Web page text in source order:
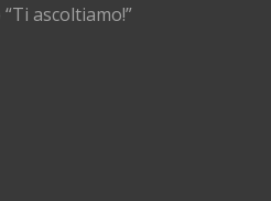
ascoltiamo!”